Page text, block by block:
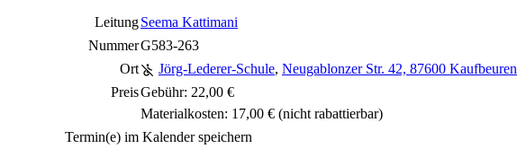
LeitungSeema Kattimani
NummerG583-263
Ort
Jörg-Lederer-Schule, Neugablonzer Str. 42, 87600 Kaufbeuren
PreisGebühr: 22,00 €
Materialkosten: 17,00 € (nicht rabattierbar)
Termin(e) im Kalender speichern